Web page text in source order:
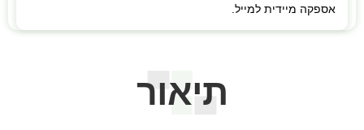
אספקה מיידית למייל.
תיאור